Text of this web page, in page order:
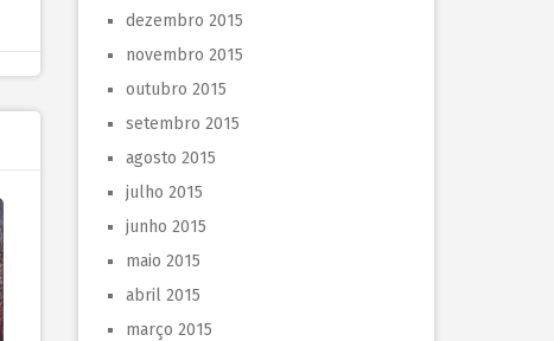
dezembro 2015
novembro 2015
outubro 2015
setembro 2015
agosto 2015
julho 2015
junho 2015
maio 2015
abril 2015
março 2015